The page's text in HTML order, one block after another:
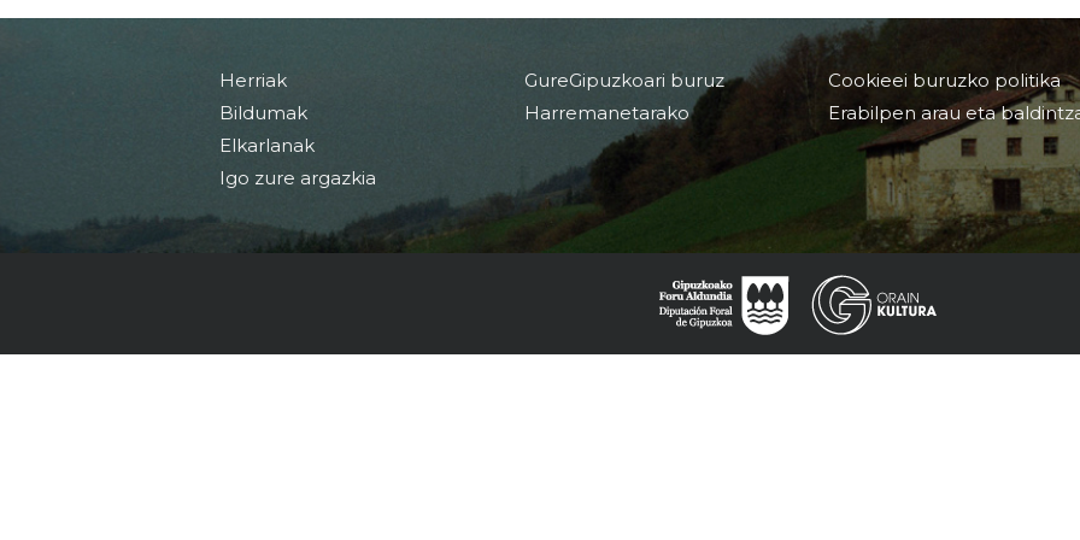
Herriak
Bildumak
Elkarlanak
Igo zure argazkia
GureGipuzkoari buruz
Harremanetarako
Cookieei buruzko politika
Erabilpen arau eta